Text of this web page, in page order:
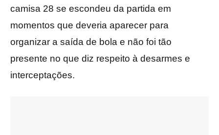
camisa 28 se escondeu da partida em
momentos que deveria aparecer para
organizar a saída de bola e não foi tão
presente no que diz respeito à desarmes e
interceptações.